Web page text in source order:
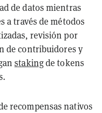
de datos mientras
a través de métodos
revisión por
de contribuidores y
stakingde tokens
recompensas nativos